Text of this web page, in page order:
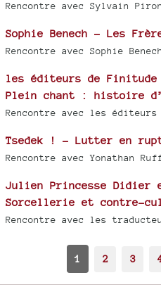
Rencontre avec Sylvain
Sophie Benech - Les
Rencontre avec Sophie
les éditeurs de Finitude
Plein chant : histoire
Rencontre avec les
Tsedek ! - Lutter en
Rencontre avec Yonathan
Julien Princesse Didier
Sorcellerie et contre-
Rencontre avec les
1 2 3